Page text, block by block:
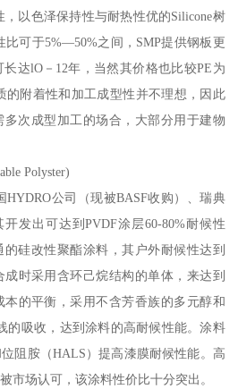
以色泽保持性与耐热性优的Silicone树
比可于5%—50%之间，SMP提供钢板更
达lO－12年，当然其价格也比较PE为
的附着性和加工成型性并不理想，因此
多次成型加工的场合，大部分用于建物
Polyster)
HYDRO公司（现被BASF收购）、瑞典
开发出可达到PVDF涂层60-80%耐候性
硅改性聚酯涂料，其户外耐候性达到
时采用含环己烷结构的单体，来达到
的平衡，采用不含芳香族的多元醇和
的吸收，达到涂料的高耐候性能。涂料
阻胺（HALS）提高漆膜耐候性能。高
市场认可，该涂料性价比十分突出。